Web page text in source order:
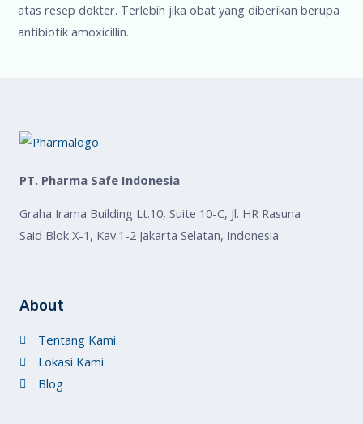
atas resep dokter. Terlebih jika obat yang diberikan berupa
antibiotik amoxicillin.
PT. Pharma Safe Indonesia
Graha Irama Building Lt.10, Suite 10-C, Jl. HR Rasuna
Said Blok X-1, Kav.1-2 Jakarta Selatan, Indonesia
About
Tentang Kami
Lokasi Kami
Blog